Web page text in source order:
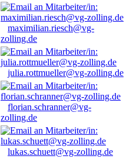
maximilian.riesch@vg-
zolling.de
julia.rottmueller@vg-zolling.de
florian.schranner@vg-
zolling.de
lukas.schuett@vg-zolling.de